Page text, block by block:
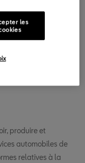
de protection
cycle de vie de ses
envers la société
produire et
automobiles de
relatives à la
les